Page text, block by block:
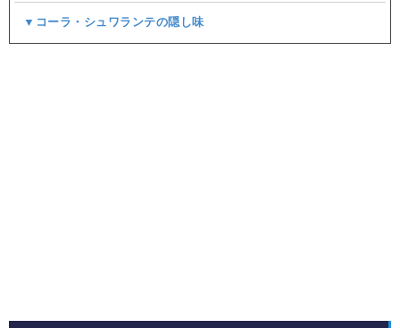
▼コーラ・シュワランテの隠し味